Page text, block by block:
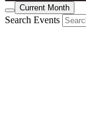
Current Month
Search Events